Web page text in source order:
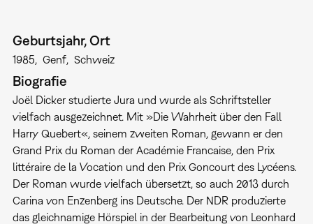
Geburtsjahr, Ort
1985 Genf Schweiz
Biografie
Joël Dicker studierte Jura und wurde als Schriftsteller
vielfach ausgezeichnet. Mit »Die Wahrheit über den Fall
Harry Quebert«, seinem zweiten Roman, gewann er den
Grand Prix du Roman der Académie Francaise, den Prix
littéraire de la Vocation und den Prix Goncourt des Lycéens.
Der Roman wurde vielfach übersetzt, so auch 2013 durch
Carina von Enzenberg ins Deutsche. Der NDR produzierte
das gleichnamige Hörspiel in der Bearbeitung von Leonhard